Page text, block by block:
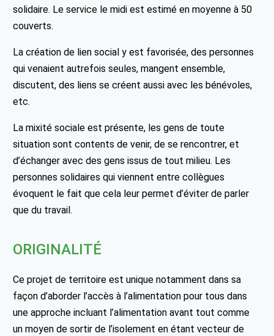
solidaire. Le service le midi est estimé en moyenne à 50
couverts.
La création de lien social y est favorisée, des personnes
qui venaient autrefois seules, mangent ensemble,
discutent, des liens se créent aussi avec les bénévoles,
etc.
La mixité sociale est présente, les gens de toute
situation sont contents de venir, de se rencontrer, et
d’échanger avec des gens issus de tout milieu. Les
personnes solidaires qui viennent entre collègues
évoquent le fait que cela leur permet d’éviter de parler
que du travail.
ORIGINALITÉ
Ce projet de territoire est unique notamment dans sa
façon d’aborder l’accès à l’alimentation pour tous dans
une approche incluant l’alimentation avant tout comme
un moyen de sortir de l’isolement en étant vecteur de